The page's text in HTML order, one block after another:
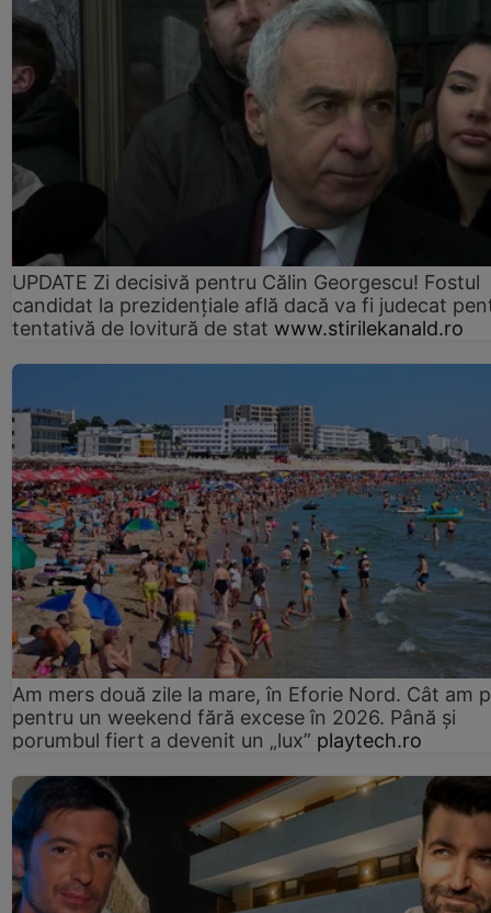
UPDATE Zi decisivă pentru Călin Georgescu! Fostul
candidat la prezidențiale află dacă va fi judecat
tentativă de lovitură de stat www.stirilekanald.ro
Am mers două zile la mare, în Eforie Nord. Cât am
pentru un weekend fără excese în 2026. Până și
porumbul fiert a devenit un „lux” playtech.ro